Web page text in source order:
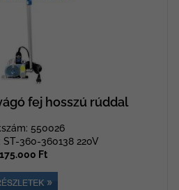
fej hosszú rúddal
550026
ST-360-360138 220V
175.000 Ft